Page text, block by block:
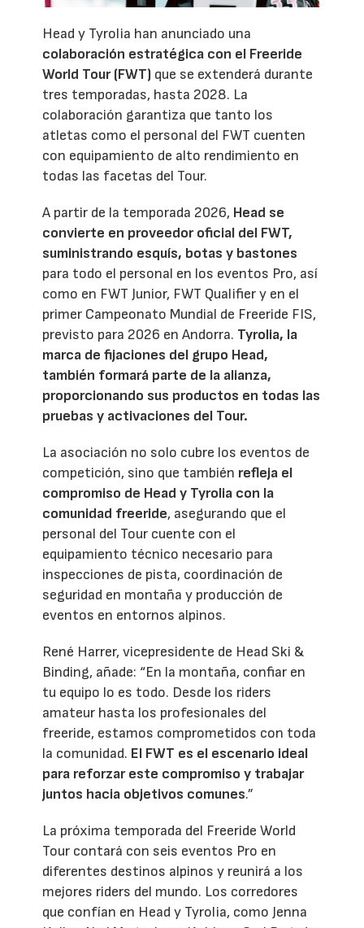
Head y Tyrolia han anunciado una
colaboración estratégica con el Freeride
World Tour (FWT) que se extenderá durante
tres temporadas, hasta 2028. La
colaboración garantiza que tanto los
atletas como el personal del FWT cuenten
con equipamiento de alto rendimiento en
todas las facetas del Tour.
A partir de la temporada 2026, Head se
convierte en proveedor oficial del FWT,
suministrando esquís, botas y bastones
para todo el personal en los eventos Pro, así
como en FWT Junior, FWT Qualifier y en el
primer Campeonato Mundial de Freeride FIS,
previsto para 2026 en Andorra. Tyrolia, la
marca de fijaciones del grupo Head,
también formará parte de la alianza,
proporcionando sus productos en todas las
pruebas y activaciones del Tour.
La asociación no solo cubre los eventos de
competición, sino que también refleja el
compromiso de Head y Tyrolia con la
comunidad freeride, asegurando que el
personal del Tour cuente con el
equipamiento técnico necesario para
inspecciones de pista, coordinación de
seguridad en montaña y producción de
eventos en entornos alpinos.
René Harrer, vicepresidente de Head Ski &
Binding, añade: “En la montaña, confiar en
tu equipo lo es todo. Desde los riders
amateur hasta los profesionales del
freeride, estamos comprometidos con toda
la comunidad. El FWT es el escenario ideal
para reforzar este compromiso y trabajar
juntos hacia objetivos comunes.”
La próxima temporada del Freeride World
Tour contará con seis eventos Pro en
diferentes destinos alpinos y reunirá a los
mejores riders del mundo. Los corredores
que confían en Head y Tyrolia, como Jenna